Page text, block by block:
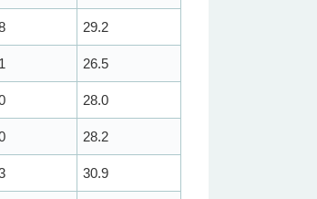
29.2
26.5
28.0
28.2
30.9